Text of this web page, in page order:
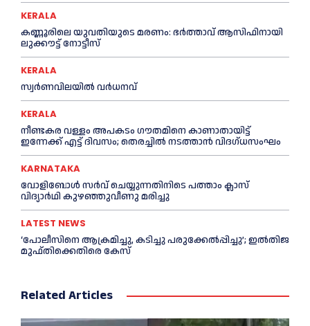
KERALA
കണ്ണൂരിലെ യുവതിയുടെ മരണം: ഭര്‍ത്താവ് ആസിഫിനായി
ലുക്കൗട്ട് നോട്ടീസ്
KERALA
സ്വർണവിലയിൽ വർധനവ്
KERALA
നീണ്ടകര വള്ളം അപകടം ഗൗതമിനെ കാണാതായിട്ട്
ഇന്നേക്ക് എട്ട് ദിവസം; തെരച്ചില്‍ നടത്താൻ വിദഗ്ധസംഘം
KARNATAKA
വോളിബോൾ സർവ് ചെയ്യുന്നതിനിടെ പത്താം ക്ലാസ്
വിദ്യാർഥി കുഴഞ്ഞുവീണു മരിച്ചു
LATEST NEWS
‘പോലീസിനെ ആക്രമിച്ചു, കടിച്ചു പരുക്കേല്‍പ്പിച്ചു’; ഇല്‍തിജ
മുഫ്തിക്കെതിരെ കേസ്
Related Articles